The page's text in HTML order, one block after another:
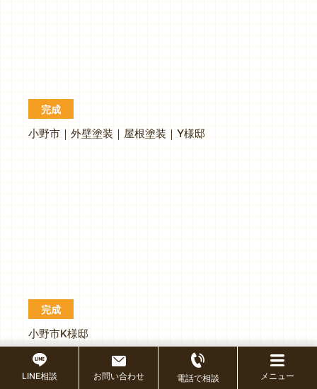
完成
小野市｜外壁塗装｜屋根塗装｜Y様邸
完成
小野市K様邸
LINE相談 お問い合わせ 電話で相談 メニュー